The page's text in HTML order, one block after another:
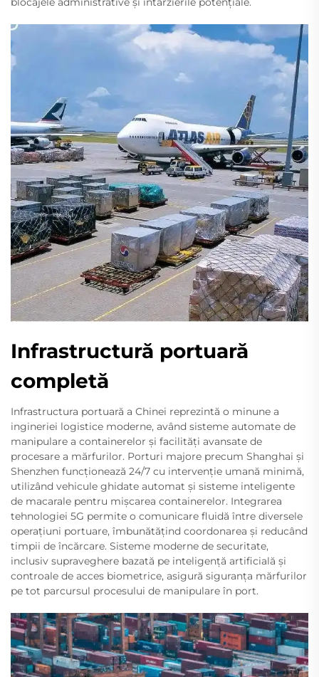
Infrastructură portuară
completă
Infrastructura portuară a Chinei reprezintă o minune a
ingineriei logistice moderne, având sisteme automate de
manipulare a containerelor și facilități avansate de
procesare a mărfurilor. Porturi majore precum Shanghai și
Shenzhen funcționează 24/7 cu intervenție umană minimă,
utilizând vehicule ghidate automat și sisteme inteligente
de macarale pentru mișcarea containerelor. Integrarea
tehnologiei 5G permite o comunicare fluidă între diversele
operațiuni portuare, îmbunătățind coordonarea și reducând
timpii de încărcare. Sisteme moderne de securitate,
inclusiv supraveghere bazată pe inteligență artificială și
controale de acces biometrice, asigură siguranța mărfurilor
pe tot parcursul procesului de manipulare în port.